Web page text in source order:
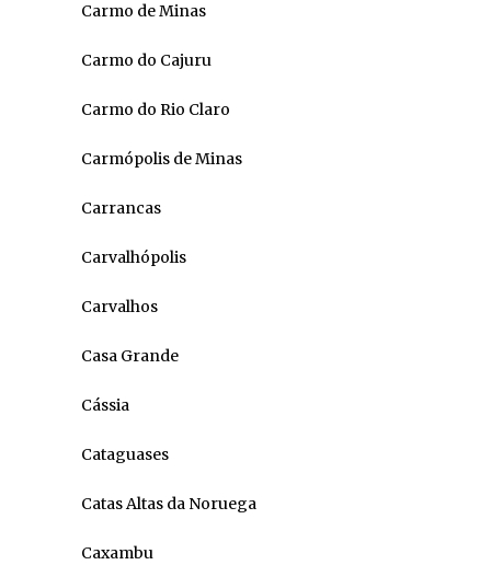
Carmo de Minas
Carmo do Cajuru
Carmo do Rio Claro
Carmópolis de Minas
Carrancas
Carvalhópolis
Carvalhos
Casa Grande
Cássia
Cataguases
Catas Altas da Noruega
Caxambu